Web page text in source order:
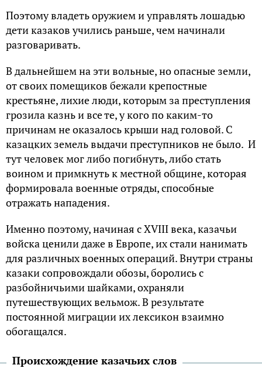
Поэтому владеть оружием и управлять лошадью
дети казаков учились раньше, чем начинали
разговаривать.
В дальнейшем на эти вольные, но опасные земли,
от своих помещиков бежали крепостные
крестьяне, лихие люди, которым за преступления
грозила казнь и все те, у кого по каким-то
причинам не оказалось крыши над головой. С
казацких земель выдачи преступников не было. И
тут человек мог либо погибнуть, либо стать
воином и примкнуть к местной общине, которая
формировала военные отряды, способные
отражать нападения.
Именно поэтому, начиная с XVIII века, казачьи
войска ценили даже в Европе, их стали нанимать
для различных военных операций. Внутри страны
казаки сопровождали обозы, боролись с
разбойничьими шайками, охраняли
путешествующих вельмож. В результате
постоянной миграции их лексикон взаимно
обогащался.
Происхождение казачьих слов